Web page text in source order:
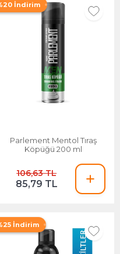
İndirim
Parlement Mentol Tıraş
Köpüğü 200 ml
106,63 TL
85,79 TL
İndirim